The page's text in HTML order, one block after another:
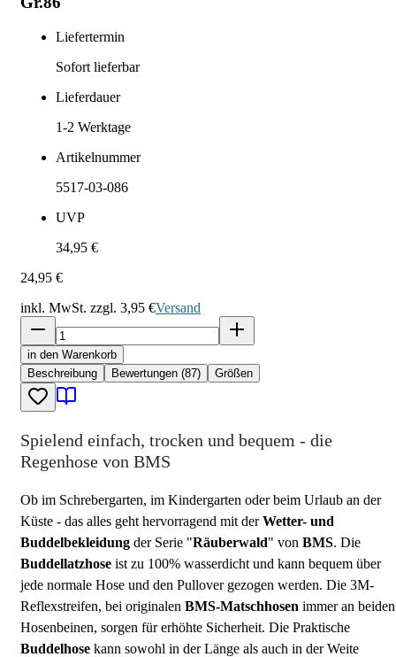
Liefertermin
Sofort lieferbar
Lieferdauer
1-2 Werktage
Artikelnummer
5517-03-086
UVP
34,95 €
24,95 €
inkl. MwSt. zzgl. 3,95 €Versand
in den Warenkorb
Beschreibung
Bewertungen (87) Größen
Spielend einfach, trocken und bequem - die
Regenhose von BMS
Ob im Schrebergarten, im Kindergarten oder beim Urlaub an der
Küste - das alles geht hervorragend mit derWetter- und
Buddelbekleidung der Serie "Räuberwald" von BMS. Die
Buddellatzhose ist zu 100% wasserdicht und kann bequem über
jede normale Hose und den Pullover gezogen werden. Die 3M-
Reflexstreifen, bei originalen BMS-Matschhosen immer an beiden
Hosenbeinen, sorgen für erhöhte Sicherheit. Die Praktische
Buddelhose kann sowohl in der Länge als auch in der Weite